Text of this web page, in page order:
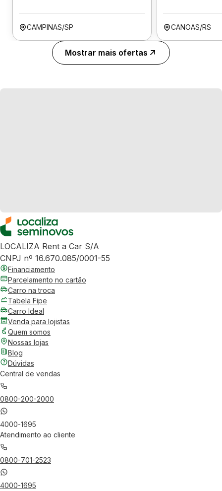
CAMPINAS/SP CANOAS/RS
Mostrar mais ofertas
LOCALIZA Rent a Car S/A
CNPJ nº 16.670.085/0001-55
Financiamento
Parcelamento no cartão
Carro na troca
Tabela Fipe
Carro Ideal
Venda para lojistas
Quem somos
Nossas lojas
Blog
Dúvidas
Central de vendas
0800-200-2000
4000-1695
Atendimento ao cliente
0800-701-2523
4000-1695